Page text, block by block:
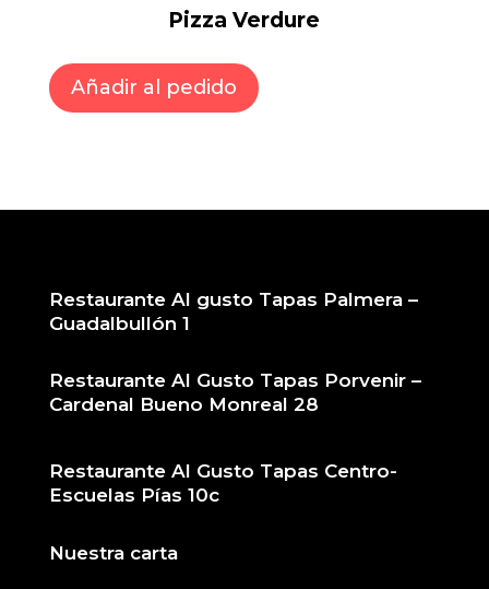
Pizza Verdure
Añadir al pedido
Restaurante Al gusto Tapas Palmera –
Guadalbullón 1
Restaurante Al Gusto Tapas Porvenir –
Cardenal Bueno Monreal 28
Restaurante Al Gusto Tapas Centro-
Escuelas Pías 10c
Nuestra carta